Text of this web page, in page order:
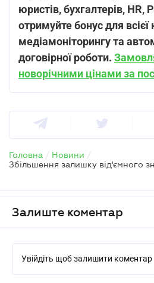
юристів, бухгалтерів, HR,
отримуйте бонус для всієї
медіамоніторингу та
договірної роботи.
новорічними цінами за
Головна / Новини /
Залиште коментар
Увійдіть щоб залишити коментар